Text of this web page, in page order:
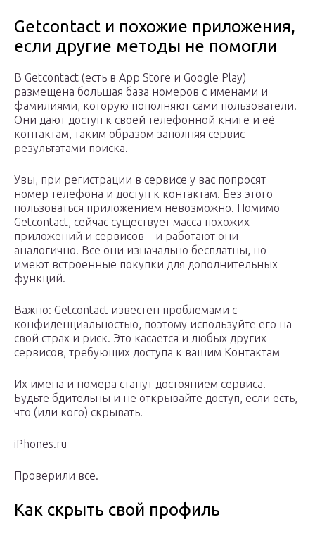
Getcontact и похожие приложения,
если другие методы не помогли
В Getcontact (есть в App Store и Google Play)
размещена большая база номеров с именами и
фамилиями, которую пополняют сами пользователи.
Они дают доступ к своей телефонной книге и её
контактам, таким образом заполняя сервис
результатами поиска.
Увы, при регистрации в сервисе у вас попросят
номер телефона и доступ к контактам. Без этого
пользоваться приложением невозможно. Помимо
Getcontact, сейчас существует масса похожих
приложений и сервисов – и работают они
аналогично. Все они изначально бесплатны, но
имеют встроенные покупки для дополнительных
функций.
Важно: Getcontact известен проблемами с
конфиденциальностью, поэтому используйте его на
свой страх и риск. Это касается и любых других
сервисов, требующих доступа к вашим Контактам
Их имена и номера станут достоянием сервиса.
Будьте бдительны и не открывайте доступ, если есть,
что (или кого) скрывать.
iPhones.ru
Проверили все.
Как скрыть свой профиль